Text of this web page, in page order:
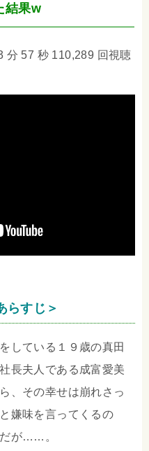
結果w
分 57 秒 110,289 回視聴
らすじ＞
している１９歳の真田
長夫人である成富愛美
、その幸せは崩れさっ
嫌味を言ってくるの
が……。